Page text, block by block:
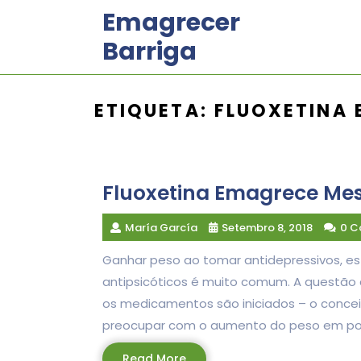
Emagrecer
Barriga
ETIQUETA: FLUOXETINA
Fluoxetina Emagrece
María García Setembro 8, 2018 0
Ganhar peso ao tomar antidepressivos,
antipsicóticos é muito comum. A
os medicamentos são iniciados – o
preocupar com o aumento do peso em
Read